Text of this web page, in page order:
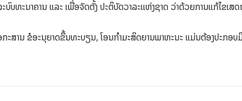
ບົບທະນາຄານ ແລະ ເພື່ອຈັດຕັ້ງ ປະຕິບັດວາລະແຫ່ງຊາດ ວ່າດ້ວຍການແກ້ໄຂເສ
ສານ ຂໍອະນຸຍາດຂຶ້ນທະບຽນ, ໂອນກໍາມະສິດຍານພາຫະນະ ແມ່ນຕ້ອງປະກອບມີ